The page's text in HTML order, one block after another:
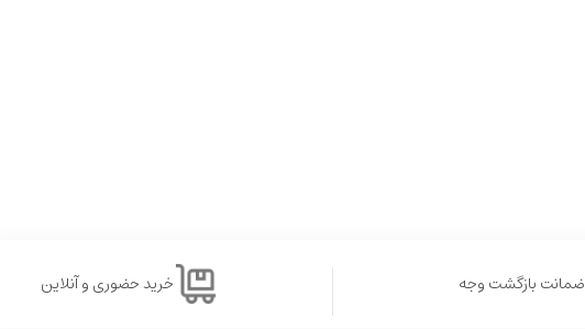
ضمانت بازگشت وجه خرید حضوری و آنلاین